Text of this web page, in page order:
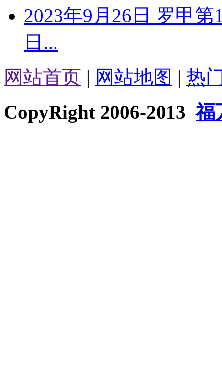
2023年9月26日 罗甲
日...
网站首页 | 网站地图 | 热
CopyRight 2006-2013福